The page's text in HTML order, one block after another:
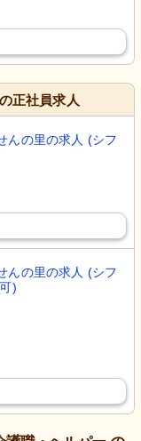
正社員求人
んの里の求人 (シフ
んの里の求人 (シフ
)